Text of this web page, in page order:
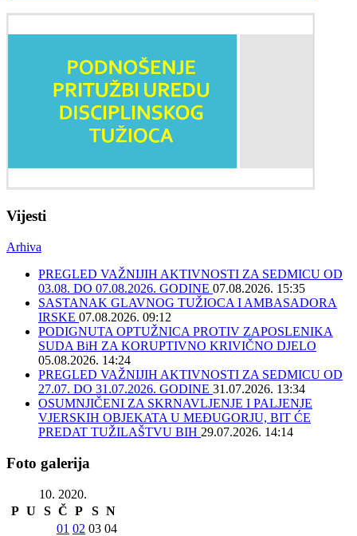
Vijesti
Arhiva
PREGLED VAŽNIJIH AKTIVNOSTI ZA SEDMICU OD
03.08. DO 07.08.2026. GODINE 07.08.2026. 15:35
SASTANAK GLAVNOG TUŽIOCA I AMBASADORA
IRSKE 07.08.2026. 09:12
PODIGNUTA OPTUŽNICA PROTIV ZAPOSLENIKA
SUDA BiH ZA KORUPTIVNO KRIVIČNO DJELO
05.08.2026. 14:24
PREGLED VAŽNIJIH AKTIVNOSTI ZA SEDMICU OD
27.07. DO 31.07.2026. GODINE 31.07.2026. 13:34
OSUMNJIČENI ZA SKRNAVLJENJE I PALJENJE
VJERSKIH OBJEKATA U MEĐUGORJU, BIT ĆE
PREDAT TUŽILAŠTVU BIH 29.07.2026. 14:14
Foto galerija
10. 2020.
P U S Č P S N
01 02 03 04